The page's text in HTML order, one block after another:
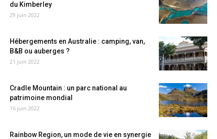
du Kimberley
29 juin 2022
Hébergements en Australie : camping, van,
B&B ou auberges ?
21 juin 2022
Cradle Mountain : un parc national au
patrimoine mondial
16 juin 2022
Rainbow Region, un mode de vie en synergie